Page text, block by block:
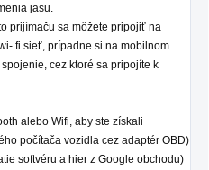
jasu.
prijímaču sa môžete pripojiť na
fi sieť, prípadne si na mobilnom
cez ktoré sa pripojíte k
alebo Wifi, aby ste získali
počítača vozidla cez adaptér OBD)
softvéru a hier z Google obchodu)